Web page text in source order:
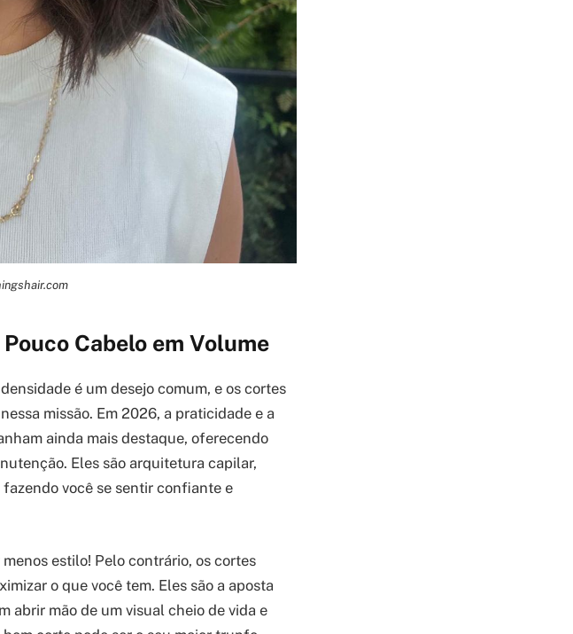
Cabelo em Volume
é um desejo comum, e os cortes
missão. Em 2026, a praticidade e a
ainda mais destaque, oferecendo
Eles são arquitetura capilar,
você se sentir confiante e
estilo! Pelo contrário, os cortes
o que você tem. Eles são a aposta
abrir mão de um visual cheio de vida e